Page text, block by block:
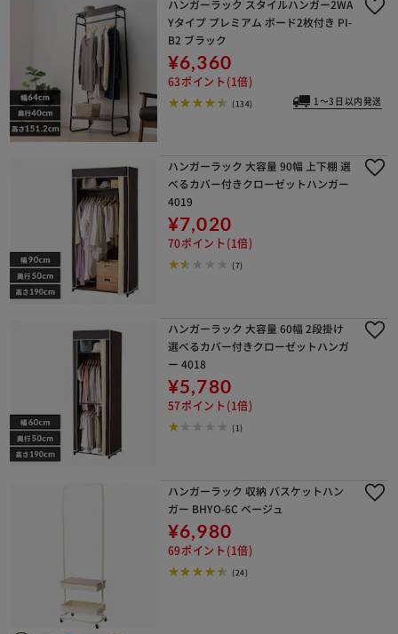
ハンガーラック スタイルハンガー2WA
Yタイプ プレミアム ボード2枚付き PI-
B2 ブラック
¥6,360
63ポイント(1倍)
(134) 1～3日以内発送
ハンガーラック 大容量 90幅 上下棚 選
べるカバー付きクローゼットハンガー
4019
¥7,020
70ポイント(1倍)
(7)
ハンガーラック 大容量 60幅 2段掛け
選べるカバー付きクローゼットハンガ
ー 4018
¥5,780
57ポイント(1倍)
(1)
ハンガーラック 収納 バスケットハン
ガー BHYO-6C ベージュ
¥6,980
69ポイント(1倍)
(24)